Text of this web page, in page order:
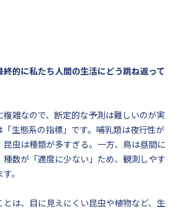
的に私たち人間の生活にどう跳ね返って
複雑なので、断定的な予測は難しいのが実
生態系の指標」です。哺乳類は夜行性が
虫は種類が多すぎる。一方、鳥は昼間に
数が「適度に少ない」ため、観測しやす
。
は、目に見えにくい昆虫や植物など、生